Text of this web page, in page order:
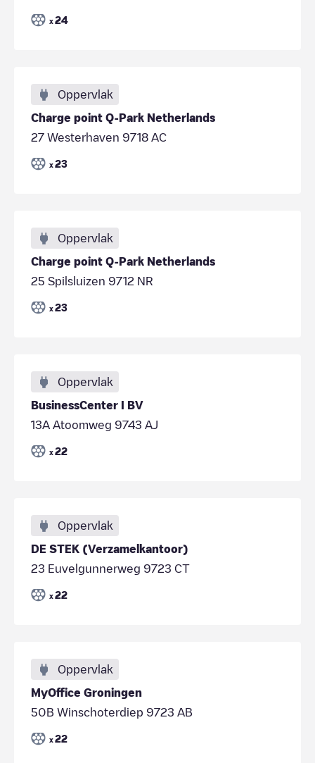
x 24
Oppervlak
Charge point Q-Park Netherlands
27 Westerhaven 9718 AC
x 23
Oppervlak
Charge point Q-Park Netherlands
25 Spilsluizen 9712 NR
x 23
Oppervlak
BusinessCenter I BV
13A Atoomweg 9743 AJ
x 22
Oppervlak
DE STEK (Verzamelkantoor)
23 Euvelgunnerweg 9723 CT
x 22
Oppervlak
MyOffice Groningen
50B Winschoterdiep 9723 AB
x 22